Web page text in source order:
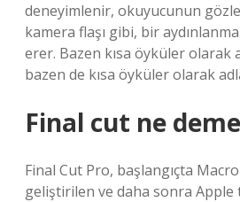
deneyimlenir, okuyucunun
kamera flaşı gibi, bir
erer. Bazen kısa öyküler olarak
bazen de kısa öyküler olarak
Final cut ne
Final Cut Pro, başlangıçta
geliştirilen ve daha sonra Apple